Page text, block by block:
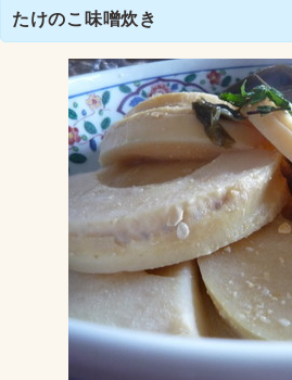
たけのこ味噌炊き